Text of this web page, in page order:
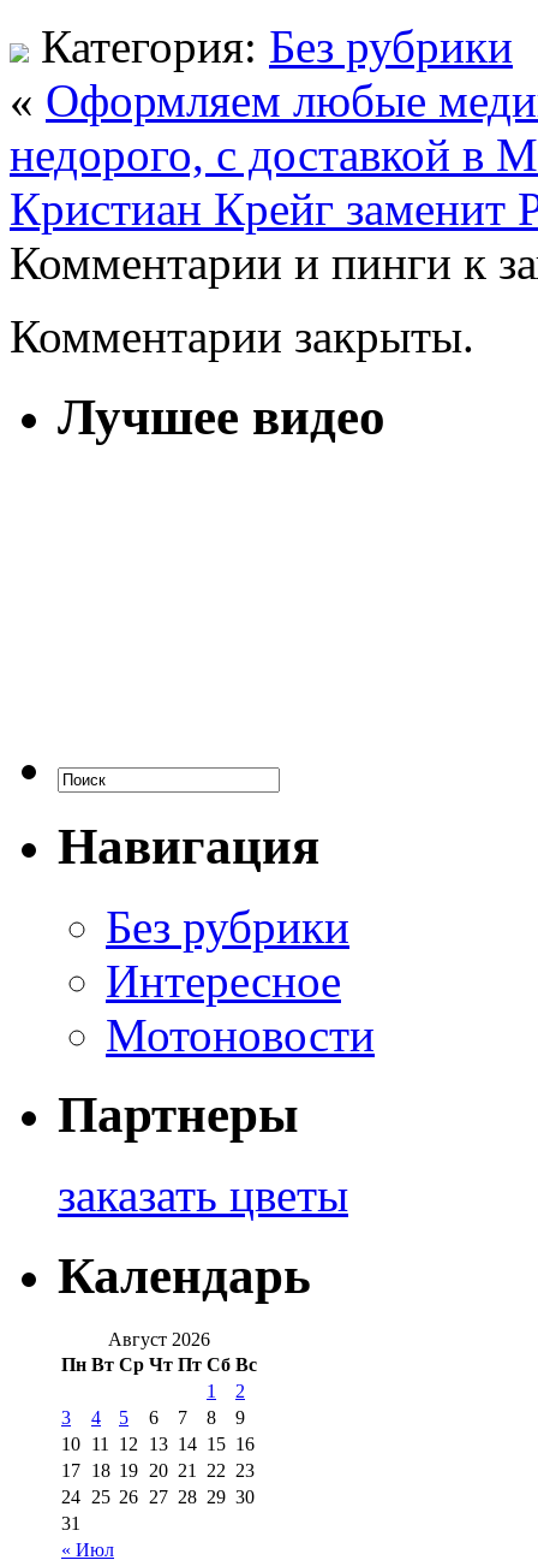
Категория: Без рубрики
« Оформляем любые
недорого, с доставкой в
Кристиан Крейг заменит
Комментарии и пинги к
Комментарии закрыты.
Лучшее видео
Навигация
Без рубрики
Интересное
Мотоновости
Партнеры
заказать цветы
Календарь
Август 2026
Пн Вт Ср Чт Пт Сб Вс
« Июл
1
2
3
4 5 6 7 8
9
10 11 12 13 14 15 16
17 18 19 20 21 22 23
24 25 26 27 28 29 30
31